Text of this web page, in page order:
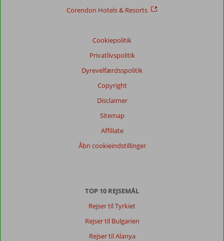
Corendon Hotels & Resorts
Cookiepolitik
Privatlivspolitik
Dyrevelfærdsspolitik
Copyright
Disclaimer
Sitemap
Affiliate
Åbn cookieindstillinger
TOP 10 REJSEMÅL
Rejser til Tyrkiet
Rejser til Bulgarien
Rejser til Alanya